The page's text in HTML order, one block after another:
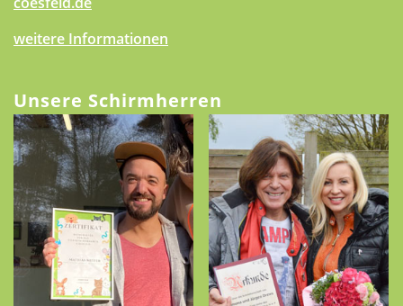
weitere Informationen
Unsere Schirmherren